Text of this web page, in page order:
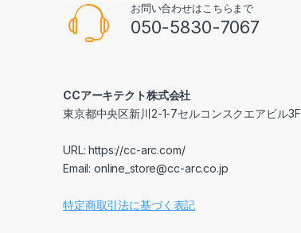
お問い合わせはこちらまで
050-5830-7067
CCアーキテクト株式会社
東京都中央区新川2-1-7セルコンスクエアビル3F
URL: https://cc-arc.com/
Email: online_store@cc-arc.co.jp
特定商取引法に基づく表記